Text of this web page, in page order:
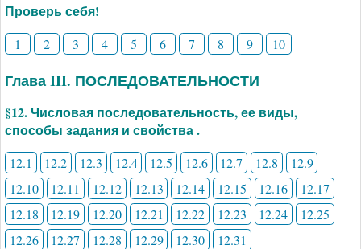
Проверь себя!
1 2 3 4 5 6 7 8 9 10
Глава III. ПОСЛЕДОВАТЕЛЬНОСТИ
§12. Числовая последовательность, ее виды,
способы задания и свойства .
12.1 12.2 12.3 12.4 12.5 12.6 12.7 12.8
12.9
12.10
12.11 12.12 12.13 12.14 12.15 12.16
12.17
12.18
12.19 12.20 12.21 12.22 12.23 12.24
12.25
12.26
12.27 12.28 12.29 12.30 12.31